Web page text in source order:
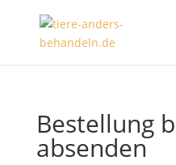
Bestellung
absenden